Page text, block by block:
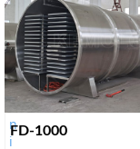
FD-1000